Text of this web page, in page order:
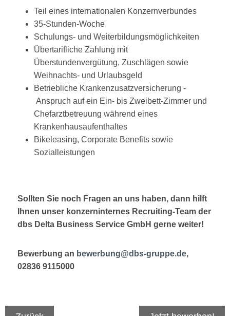
Teil eines internationalen Konzernverbundes
35-Stunden-Woche
Schulungs- und Weiterbildungsmöglichkeiten
Übertarifliche Zahlung mit
Überstundenvergütung, Zuschlägen sowie
Weihnachts- und Urlaubsgeld
Betriebliche Krankenzusatzversicherung -
Anspruch auf ein Ein- bis Zweibett-Zimmer und
Chefarztbetreuung während eines
Krankenhausaufenthaltes
Bikeleasing, Corporate Benefits sowie
Sozialleistungen
Sollten Sie noch Fragen an uns haben, dann hilft
Ihnen unser konzerninternes Recruiting-Team der
dbs Delta Business Service GmbH gerne weiter!
Bewerbung an bewerbung@dbs-gruppe.de,
02836 9115000